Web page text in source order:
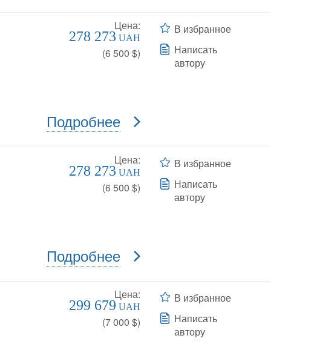
Цена:
278 273 UAH
(6 500 $)
Подробнее
В избранное
Написать
автору
Цена:
278 273 UAH
(6 500 $)
Подробнее
В избранное
Написать
автору
Цена:
299 679 UAH
(7 000 $)
В избранное
Написать
автору